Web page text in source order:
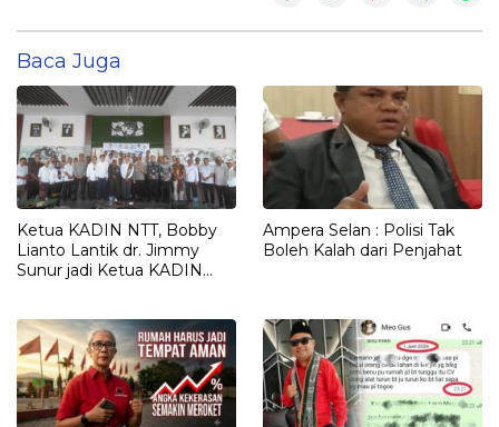
Baca Juga
Ketua KADIN NTT, Bobby
Lianto Lantik dr. Jimmy
Sunur jadi Ketua KADIN
Ampera Selan : Polisi Tak
Boleh Kalah dari Penjahat